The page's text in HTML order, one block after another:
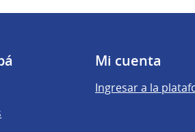
Mi cuenta
Ingresar a la